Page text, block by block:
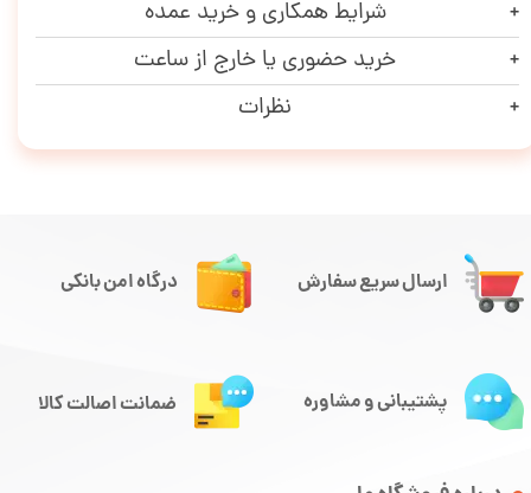
شرایط همکاری و خرید عمده
خرید حضوری یا خارج از ساعت
نظرات
ارسال سریع سفارش درگاه امن بانکی
پشتیبانی و مشاوره ضمانت اصالت کالا